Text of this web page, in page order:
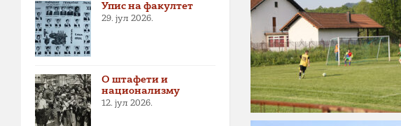
Упис на факултет
29. јул 2026.
О штафети и
национализму
12. јул 2026.